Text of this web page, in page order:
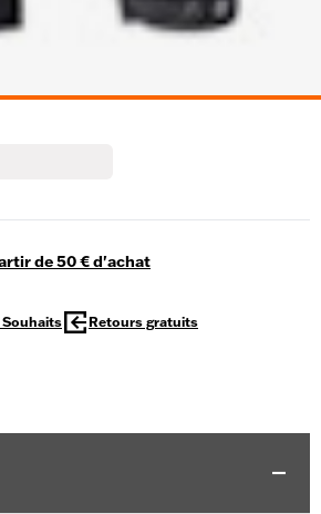
de 50 € d'achat
Souhaits Retours gratuits